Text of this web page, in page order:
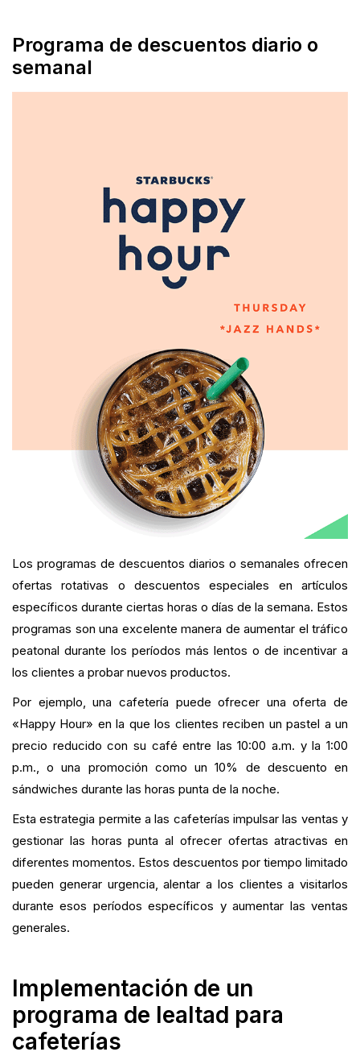
Programa de descuentos diario o
semanal
Los programas de descuentos diarios o semanales ofrecen
ofertas rotativas o descuentos especiales en artículos
específicos durante ciertas horas o días de la semana. Estos
programas son una excelente manera de aumentar el tráfico
peatonal durante los períodos más lentos o de incentivar a
los clientes a probar nuevos productos.
Por ejemplo, una cafetería puede ofrecer una oferta de
«Happy Hour» en la que los clientes reciben un pastel a un
precio reducido con su café entre las 10:00 a.m. y la 1:00
p.m., o una promoción como un 10% de descuento en
sándwiches durante las horas punta de la noche.
Esta estrategia permite a las cafeterías impulsar las ventas y
gestionar las horas punta al ofrecer ofertas atractivas en
diferentes momentos. Estos descuentos por tiempo limitado
pueden generar urgencia, alentar a los clientes a visitarlos
durante esos períodos específicos y aumentar las ventas
generales.
Implementación de un
programa de lealtad para
cafeterías